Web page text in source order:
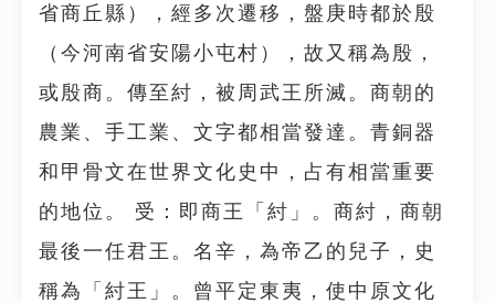
省商丘縣），經多次遷移，盤庚時都於殷
（今河南省安陽小屯村），故又稱為殷，
或殷商。傳至紂，被周武王所滅。商朝的
農業、手工業、文字都相當發達。青銅器
和甲骨文在世界文化史中，占有相當重要
的地位。 受：即商王「紂」。商紂，商朝
最後一任君王。名辛，為帝乙的兒子，史
稱為「紂王」。曾平定東夷，使中原文化